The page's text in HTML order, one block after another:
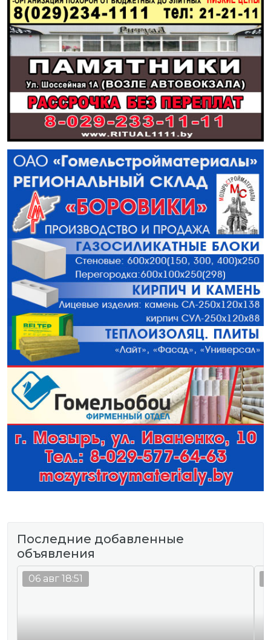
Последние добавленные
объявления
06 авг 18:51